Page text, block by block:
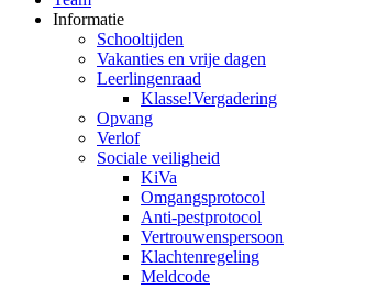
Informatie
Schooltijden
Vakanties en vrije dagen
Leerlingenraad
Klasse!Vergadering
Opvang
Verlof
Sociale veiligheid
KiVa
Omgangsprotocol
Anti-pestprotocol
Vertrouwenspersoon
Klachtenregeling
Meldcode